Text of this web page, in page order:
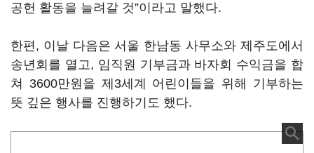
공헌 활동을 늘려갈 것”이라고 말했다.
한편, 이날 다음은 서울 한남동 사무소와 제주도에서
송년회를 열고, 임직원 기부금과 바자회 수익금을 합
쳐 3600만원을 제3세계 어린이들을 위해 기부하는
뜻 깊은 행사를 진행하기도 했다.